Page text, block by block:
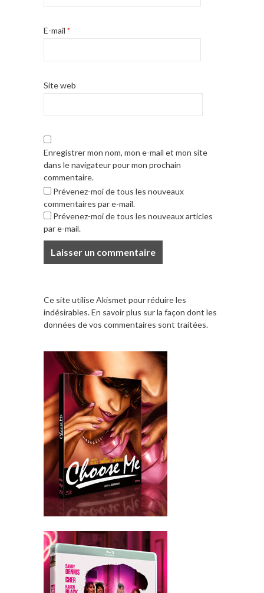
E-mail *
Site web
Enregistrer mon nom, mon e-mail et mon site
dans le navigateur pour mon prochain
commentaire.
Prévenez-moi de tous les nouveaux
commentaires par e-mail.
Prévenez-moi de tous les nouveaux articles
par e-mail.
Ce site utilise Akismet pour réduire les
indésirables.En savoir plus sur la façon dont les
données de vos commentaires sont traitées.